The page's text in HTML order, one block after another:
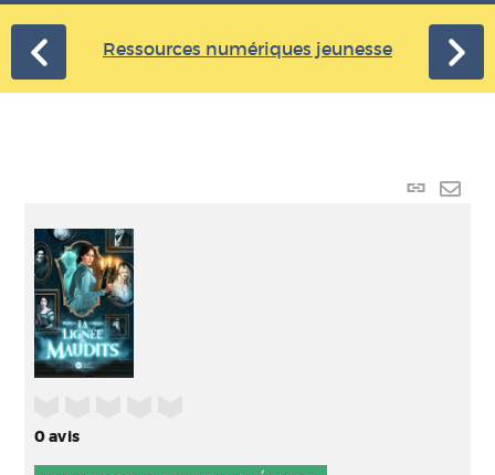
Ressources numériques jeunesse
Lien
0avis